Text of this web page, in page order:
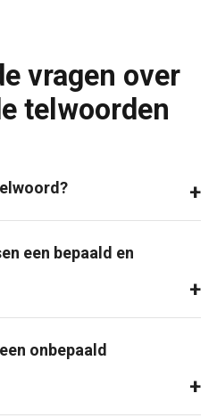
vragen over
telwoorden
een bepaald en
onbepaald